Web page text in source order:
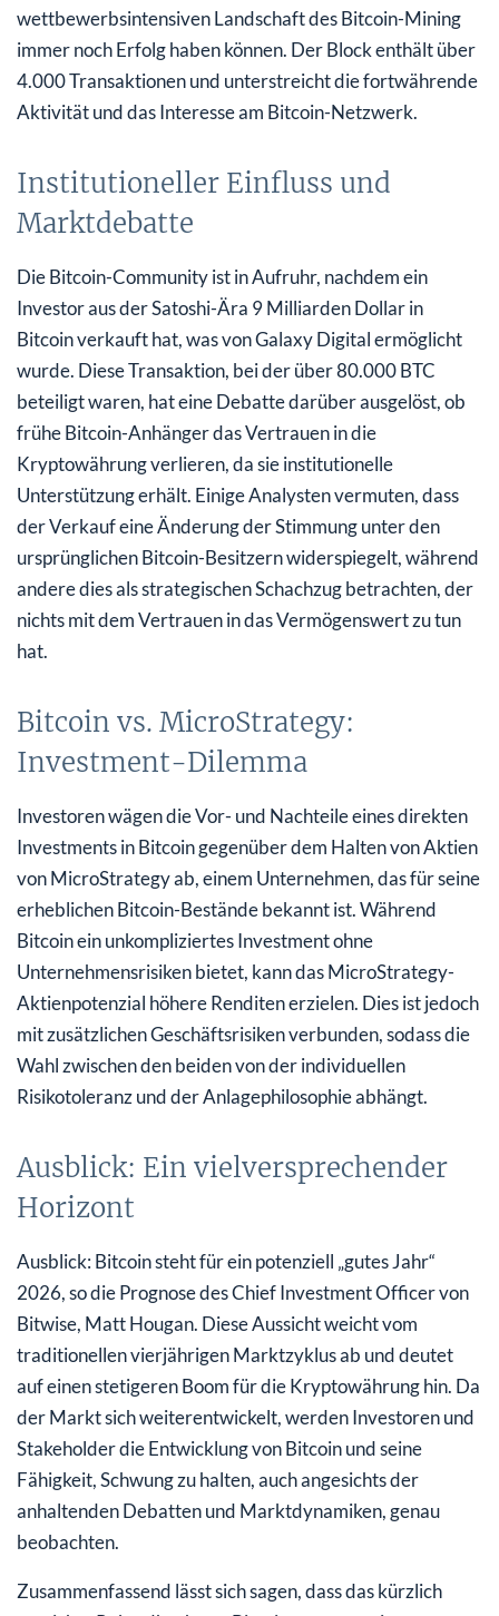
wettbewerbsintensiven Landschaft des Bitcoin-Mining
immer noch Erfolg haben können. Der Block enthält über
4.000 Transaktionen und unterstreicht die fortwährende
Aktivität und das Interesse am Bitcoin-Netzwerk.
Institutioneller Einfluss und
Marktdebatte
Die Bitcoin-Community ist in Aufruhr, nachdem ein
Investor aus der Satoshi-Ära 9 Milliarden Dollar in
Bitcoin verkauft hat, was von Galaxy Digital ermöglicht
wurde. Diese Transaktion, bei der über 80.000 BTC
beteiligt waren, hat eine Debatte darüber ausgelöst, ob
frühe Bitcoin-Anhänger das Vertrauen in die
Kryptowährung verlieren, da sie institutionelle
Unterstützung erhält. Einige Analysten vermuten, dass
der Verkauf eine Änderung der Stimmung unter den
ursprünglichen Bitcoin-Besitzern widerspiegelt, während
andere dies als strategischen Schachzug betrachten, der
nichts mit dem Vertrauen in das Vermögenswert zu tun
hat.
Bitcoin vs. MicroStrategy:
Investment-Dilemma
Investoren wägen die Vor- und Nachteile eines direkten
Investments in Bitcoin gegenüber dem Halten von Aktien
von MicroStrategy ab, einem Unternehmen, das für seine
erheblichen Bitcoin-Bestände bekannt ist. Während
Bitcoin ein unkompliziertes Investment ohne
Unternehmensrisiken bietet, kann das MicroStrategy-
Aktienpotenzial höhere Renditen erzielen. Dies ist jedoch
mit zusätzlichen Geschäftsrisiken verbunden, sodass die
Wahl zwischen den beiden von der individuellen
Risikotoleranz und der Anlagephilosophie abhängt.
Ausblick: Ein vielversprechender
Horizont
Ausblick: Bitcoin steht für ein potenziell „gutes Jahr“
2026, so die Prognose des Chief Investment Officer von
Bitwise, Matt Hougan. Diese Aussicht weicht vom
traditionellen vierjährigen Marktzyklus ab und deutet
auf einen stetigeren Boom für die Kryptowährung hin. Da
der Markt sich weiterentwickelt, werden Investoren und
Stakeholder die Entwicklung von Bitcoin und seine
Fähigkeit, Schwung zu halten, auch angesichts der
anhaltenden Debatten und Marktdynamiken, genau
beobachten.
Zusammenfassend lässt sich sagen, dass das kürzlich